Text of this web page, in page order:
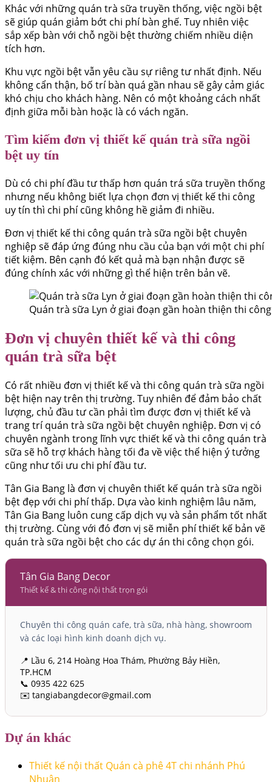
Khác với những quán trà sữa truyền thống, việc ngồi bệt
sẽ giúp quán giảm bớt chi phí bàn ghế. Tuy nhiên việc
sắp xếp bàn với chỗ ngồi bệt thường chiếm nhiều diện
tích hơn.
Khu vực ngồi bệt vẫn yêu cầu sự riêng tư nhất định. Nếu
không cẩn thận, bố trí bàn quá gần nhau sẽ gây cảm giác
khó chịu cho khách hàng. Nên có một khoảng cách nhất
định giữa mỗi bàn hoặc là có vách ngăn.
Tìm kiếm đơn vị thiết kế quán trà sữa ngồi
bệt uy tín
Dù có chi phí đầu tư thấp hơn quán trá sữa truyền thống
nhưng nếu không biết lựa chọn đơn vị thiết kế thi công
uy tín thì chi phí cũng không hề giảm đi nhiều.
Đơn vị thiết kế thi công quán trà sữa ngồi bệt chuyên
nghiệp sẽ đáp ứng đúng nhu cầu của bạn với một chi phí
tiết kiệm. Bên cạnh đó kết quả mà bạn nhận được sẽ
đúng chính xác với những gì thể hiện trên bản vẽ.
Quán trà sữa Lyn ở giai đoạn gần hoàn thiện thi
Đơn vị chuyên thiết kế và thi công
quán trà sữa bệt
Có rất nhiều đơn vị thiết kế và thi công quán trà sữa ngồi
bệt hiện nay trên thị trường. Tuy nhiên để đảm bảo chất
lượng, chủ đầu tư cần phải tìm được đơn vị thiết kế và
trang trí quán trà sữa ngồi bệt chuyên nghiệp. Đơn vị có
chuyên ngành trong lĩnh vực thiết kế và thi công quán trà
sữa sẽ hỗ trợ khách hàng tối đa về việc thể hiện ý tưởng
cũng như tối ưu chi phí đầu tư.
Tân Gia Bang là đơn vị chuyên thiết kế quán trà sữa ngồi
bệt đẹp với chi phí thấp. Dựa vào kinh nghiệm lâu năm,
Tân Gia Bang luôn cung cấp dịch vụ và sản phẩm tốt nhất
thị trường. Cùng với đó đơn vị sẽ miễn phí thiết kế bản vẽ
quán trà sữa ngồi bệt cho các dự án thi công chọn gói.
Tân Gia Bang Decor
Thiết kế & thi công nội thất trọn gói
Chuyên thi công quán cafe, trà sữa, nhà hàng, showroom
và các loại hình kinh doanh dịch vụ.
📍 Lầu 6, 214 Hoàng Hoa Thám, Phường Bảy Hiền,
TP.HCM
📞 0935 422 625
✉️ tangiabangdecor@gmail.com
Dự án khác
Thiết kế nội thất Quán cà phê 4T chi nhánh Phú
Nhuận